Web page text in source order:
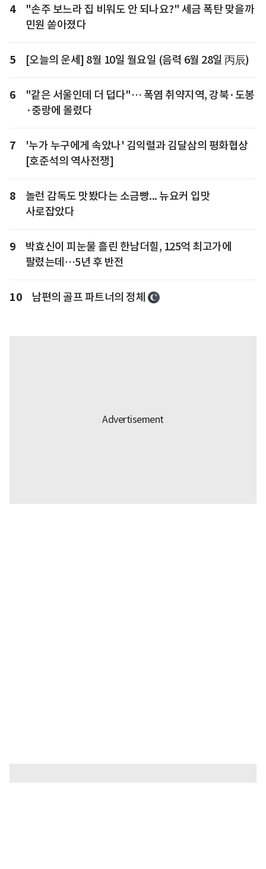
4
"손주 보느라 집 비워도 안 되나요?" 세금 폭탄 맞을까
민원 쏟아졌다
5 [오늘의 운세] 8월 10일 월요일 (음력 6월 28일 丙辰)
6
"같은 서울인데 더 덥다"… 폭염 취약지역, 강북·도봉
·중랑에 몰렸다
7
'누가 누구에게 속았나' 김익렬과 김달삼의 평화협상
[호준석의 역사전쟁]
8
놀런 감독도 맛봤다는 소금빵... 뉴요커 입맛
사로잡았다
9
박효신이 피눈물 흘린 한남더힐, 125억 최고가에
팔렸는데…5년 후 반전
10 남편의 골프 파트너의 정체